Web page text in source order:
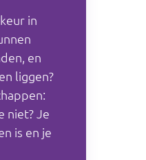
in
en
liggen?
niet? Je
is en je